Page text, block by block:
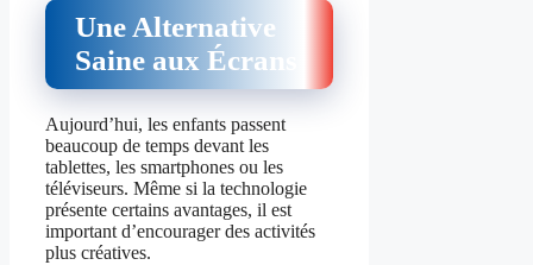
Une Alternative
Saine aux Écrans
Aujourd’hui, les enfants passent
beaucoup de temps devant les
tablettes, les smartphones ou les
téléviseurs. Même si la technologie
présente certains avantages, il est
important d’encourager des activités
plus créatives.